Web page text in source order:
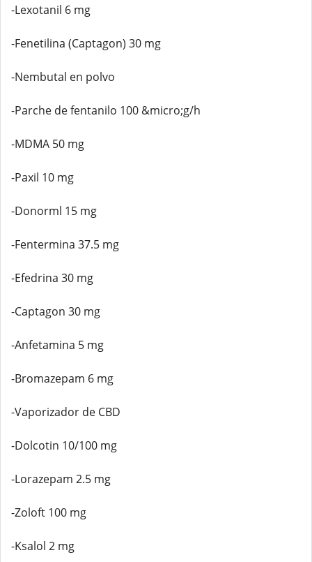
-Lexotanil 6 mg
-Fenetilina (Captagon) 30 mg
-Nembutal en polvo
-Parche de fentanilo 100 &micro;g/h
-MDMA 50 mg
-Paxil 10 mg
-Donorml 15 mg
-Fentermina 37.5 mg
-Efedrina 30 mg
-Captagon 30 mg
-Anfetamina 5 mg
-Bromazepam 6 mg
-Vaporizador de CBD
-Dolcotin 10/100 mg
-Lorazepam 2.5 mg
-Zoloft 100 mg
-Ksalol 2 mg